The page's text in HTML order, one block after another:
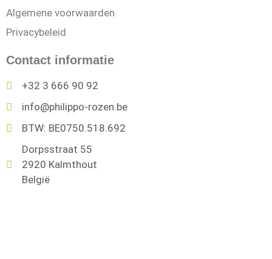
Algemene voorwaarden
Privacybeleid
Contact informatie
+32 3 666 90 92
info@philippo-rozen.be
BTW: BE0750.518.692
Dorpsstraat 55
2920 Kalmthout
België